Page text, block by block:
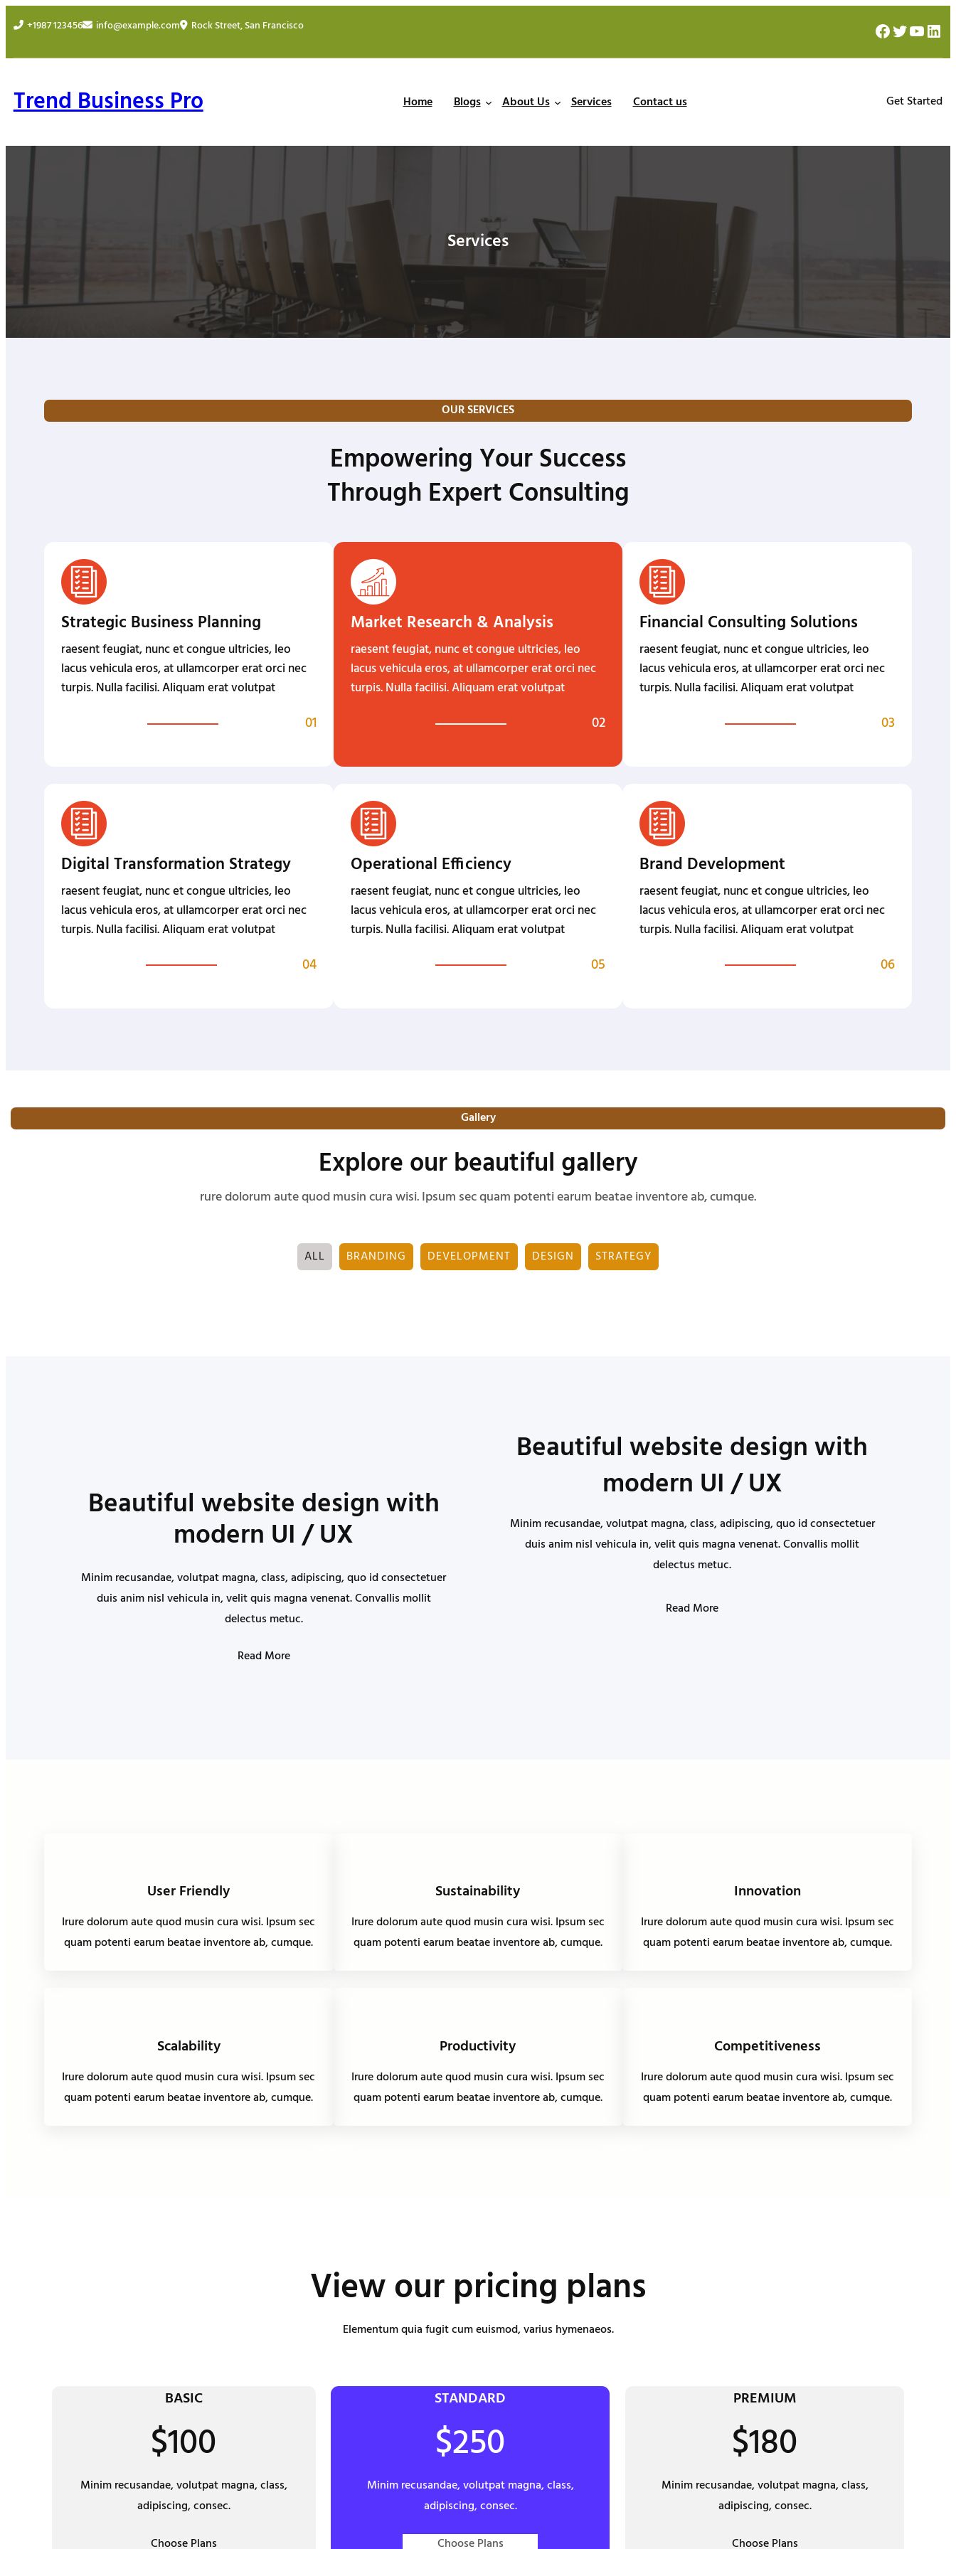
+1987 123456 info@example.com Rock Street, San Francisco Facebook Twitter YouTube LinkedIn
Trend Business Pro Home Blogs About Us Services Contact us Get Started
Services
OUR SERVICES
Empowering Your Success
Through Expert Consulting
Strategic Business Planning
raesent feugiat, nunc et congue ultricies, leo
lacus vehicula eros, at ullamcorper erat orci nec
turpis. Nulla facilisi. Aliquam erat volutpat
01
Market Research & Analysis
raesent feugiat, nunc et congue ultricies, leo
lacus vehicula eros, at ullamcorper erat orci nec
turpis. Nulla facilisi. Aliquam erat volutpat
02
Financial Consulting Solutions
raesent feugiat, nunc et congue ultricies, leo
lacus vehicula eros, at ullamcorper erat orci nec
turpis. Nulla facilisi. Aliquam erat volutpat
03
Digital Transformation Strategy
raesent feugiat, nunc et congue ultricies, leo
lacus vehicula eros, at ullamcorper erat orci nec
turpis. Nulla facilisi. Aliquam erat volutpat
04
Operational Efficiency
raesent feugiat, nunc et congue ultricies, leo
lacus vehicula eros, at ullamcorper erat orci nec
turpis. Nulla facilisi. Aliquam erat volutpat
05
Brand Development
raesent feugiat, nunc et congue ultricies, leo
lacus vehicula eros, at ullamcorper erat orci nec
turpis. Nulla facilisi. Aliquam erat volutpat
06
Gallery
Explore our beautiful gallery
rure dolorum aute quod musin cura wisi. Ipsum sec quam potenti earum beatae inventore ab, cumque.
ALL BRANDING DEVELOPMENT DESIGN STRATEGY
Beautiful website design with
modern UI / UX
Minim recusandae, volutpat magna, class, adipiscing, quo id consectetuer
duis anim nisl vehicula in, velit quis magna venenat. Convallis mollit
delectus metuc.
Read More
Beautiful website design with
modern UI / UX
Minim recusandae, volutpat magna, class, adipiscing, quo id consectetuer
duis anim nisl vehicula in, velit quis magna venenat. Convallis mollit
delectus metuc.
Read More
User Friendly
Irure dolorum aute quod musin cura wisi. Ipsum sec
quam potenti earum beatae inventore ab, cumque.
Sustainability
Irure dolorum aute quod musin cura wisi. Ipsum sec
quam potenti earum beatae inventore ab, cumque.
Innovation
Irure dolorum aute quod musin cura wisi. Ipsum sec
quam potenti earum beatae inventore ab, cumque.
Scalability
Irure dolorum aute quod musin cura wisi. Ipsum sec
quam potenti earum beatae inventore ab, cumque.
Productivity
Irure dolorum aute quod musin cura wisi. Ipsum sec
quam potenti earum beatae inventore ab, cumque.
Competitiveness
Irure dolorum aute quod musin cura wisi. Ipsum sec
quam potenti earum beatae inventore ab, cumque.
View our pricing plans
Elementum quia fugit cum euismod, varius hymenaeos.
BASIC
$100
Minim recusandae, volutpat magna, class,
adipiscing, consec.
Choose Plans
STANDARD
$250
Minim recusandae, volutpat magna, class,
adipiscing, consec.
Choose Plans
PREMIUM
$180
Minim recusandae, volutpat magna, class,
adipiscing, consec.
Choose Plans